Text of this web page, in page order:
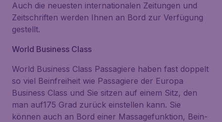
Auch die neuesten internationalen Zeitungen und
Zeitschriften werden Ihnen an Bord zur Verfügung
gestellt.
World Business Class
World Business Class Passagiere haben fast doppelt
so viel Beinfreiheit wie Passagiere der Europa
Business Class und Sie sitzen auf einem Sitz, den
man auf175 Grad zurück einstellen kann. Sie
können auch an Bord einer Massagefunktion, Bein-